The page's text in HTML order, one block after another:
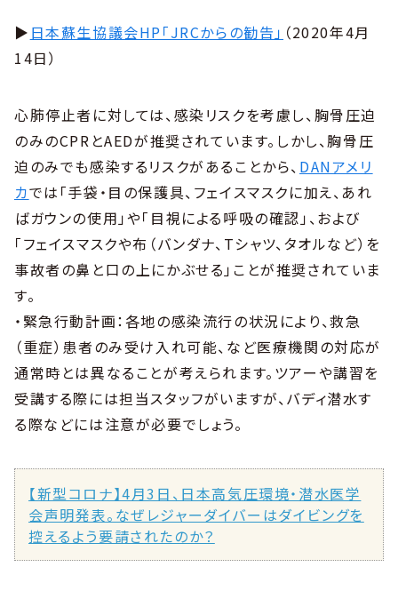
▶ 日本蘇生協議会HP「JRCからの勧告」 （2020年4月
14日）
心肺停止者に対しては、感染リスクを考慮し、胸骨圧迫
のみのCPRとAEDが推奨されています。しかし、胸骨圧
迫のみでも感染するリスクがあることから、 DANアメリ
カでは「手袋・目の保護具、フェイスマスクに加え、あれ
ばガウンの使用」や「目視による呼吸の確認」、および
「フェイスマスクや布（バンダナ、Tシャツ、タオルなど）を
事故者の鼻と口の上にかぶせる」ことが推奨されていま
す。
・緊急行動計画：各地の感染流行の状況により、救急
（重症）患者のみ受け入れ可能、など医療機関の対応が
通常時とは異なることが考えられます。ツアーや講習を
受講する際には担当スタッフがいますが、バディ潜水す
る際などには注意が必要でしょう。
【新型コロナ】4月3日、日本高気圧環境・潜水医学
会声明発表。なぜレジャーダイバーはダイビングを
控えるよう要請されたのか？